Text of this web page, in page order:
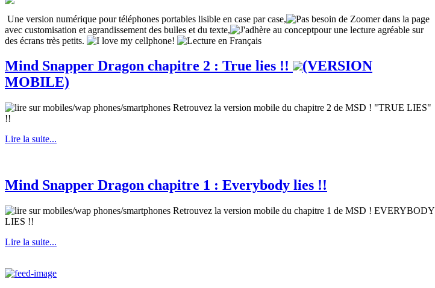
Une version numérique pour téléphones portables lisible en case par case,
avec customisation et agrandissement des bulles et du texte,
pour une lecture agréable sur
des écrans très petits.
Mind Snapper Dragon chapitre 2 : True lies !!
(VERSION
MOBILE)
Retrouvez la version mobile du chapitre 2 de MSD ! "TRUE LIES"
!!
Lire la suite...
Mind Snapper Dragon chapitre 1 : Everybody lies !!
Retrouvez la version mobile du chapitre 1 de MSD ! EVERYBODY
LIES !!
Lire la suite...